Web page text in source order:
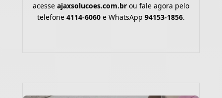
acesse ajaxsolucoes.com.brou fale agora pelo
telefone 4114-6060e WhatsApp 94153-1856.